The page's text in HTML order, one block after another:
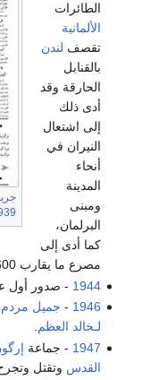
الطائرات
الألمانية
تقصف لندن
بالقنابل
الحارقة وقد
أدى ذلك
إلى اشتعال
النيران في
أنحاء
المدينة
ومبنى
البرلمان،
كما أدى إلى
مصرع ما يقارب 3600 مدني
1944 - صدور أول
1946
- جميل
لـخالد العظم.
1947 - جماعة
القدس وتقتل وتجرح 41